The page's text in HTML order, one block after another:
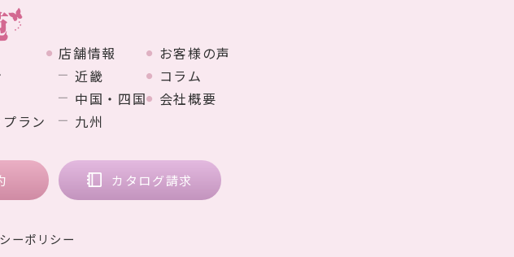
ラン
店舗情報
近畿
中国・四国
九州
お客様の声
コラム
会社概要
カタログ請求
ーポリシー